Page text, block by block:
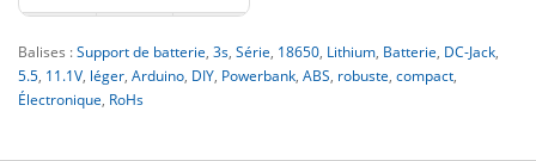
Balises :Support de batterie, 3s, Série, 18650, Lithium, Batterie, DC-Jack,
5.5, 11.1V, léger, Arduino, DIY, Powerbank, ABS, robuste, compact,
Électronique, RoHs